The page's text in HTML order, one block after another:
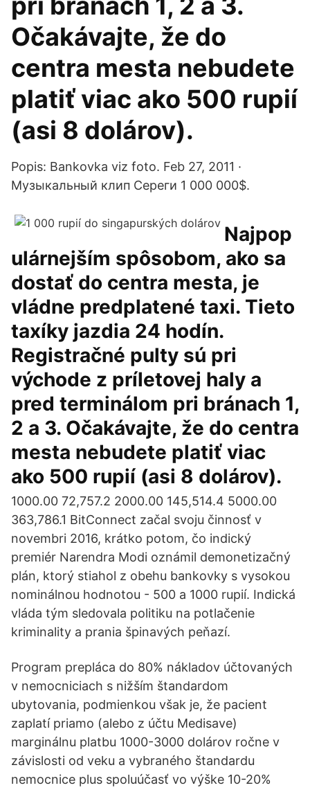
Očakávajte, že do
centra mesta nebudete
platiť viac ako 500 rupií
(asi 8 dolárov).
Popis: Bankovka viz foto. Feb 27, 2011 ·
Музыкальный клип Сереги 1 000 000$.
Najpop
ulárnejším spôsobom, ako sa
dostať do centra mesta, je
vládne predplatené taxi. Tieto
taxíky jazdia 24 hodín.
Registračné pulty sú pri
východe z príletovej haly a
pred terminálom pri bránach 1,
2 a 3. Očakávajte, že do centra
mesta nebudete platiť viac
ako 500 rupií (asi 8 dolárov).
1000.00 72,757.2 2000.00 145,514.4 5000.00
363,786.1 BitConnect začal svoju činnosť v
novembri 2016, krátko potom, čo indický
premiér Narendra Modi oznámil demonetizačný
plán, ktorý stiahol z obehu bankovky s vysokou
nominálnou hodnotou - 500 a 1000 rupií. Indická
vláda tým sledovala politiku na potlačenie
kriminality a prania špinavých peňazí.
Program prepláca do 80% nákladov účtovaných
v nemocniciach s nižším štandardom
ubytovania, podmienkou však je, že pacient
zaplatí priamo (alebo z účtu Medisave)
marginálnu platbu 1000-3000 dolárov ročne v
závislosti od veku a vybraného štandardu
nemocnice plus spoluúčasť vo výške 10-20%